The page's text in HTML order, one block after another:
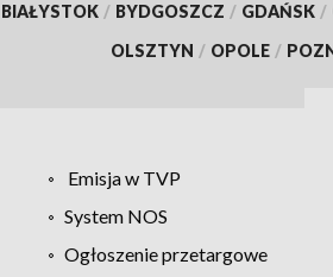
BIAŁYSTOK / BYDGOSZCZ / GDAŃSK /
OLSZTYN / OPOLE /
Emisja w TVP
System NOS
Ogłoszenie przetargowe